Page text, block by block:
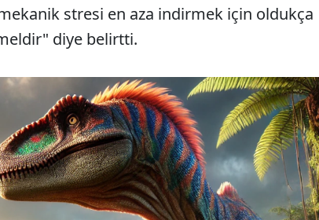
stresi en aza indirmek için oldukça
diye belirtti.